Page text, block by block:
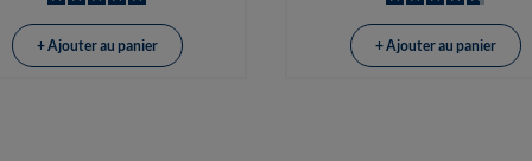
+ Ajouter au panier + Ajouter au panier